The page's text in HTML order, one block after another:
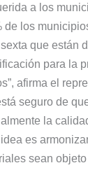
a los
de los
que están
para la
afirma el
seguro de
la
es
sean